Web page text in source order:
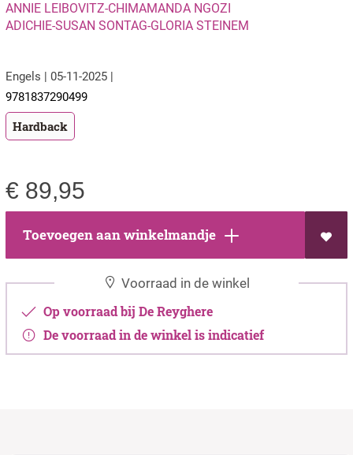
ANNIE LEIBOVITZ-CHIMAMANDA NGOZI
ADICHIE-SUSAN SONTAG-GLORIA STEINEM
Engels | 05-11-2025 |
9781837290499
Hardback
€ 89,95
Toevoegen aan winkelmandje
Voorraad in de winkel
Op voorraad bij De Reyghere
De voorraad in de winkel is indicatief